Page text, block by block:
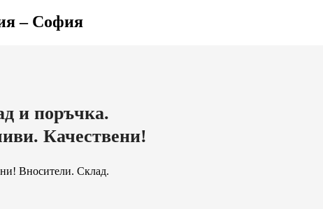
– София
и поръчка.
Качествени!
Вносители. Склад.